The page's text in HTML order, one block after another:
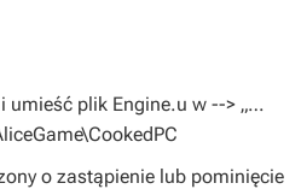
umieść plik Engine.u w --> „…
o zastąpienie lub pominięcie